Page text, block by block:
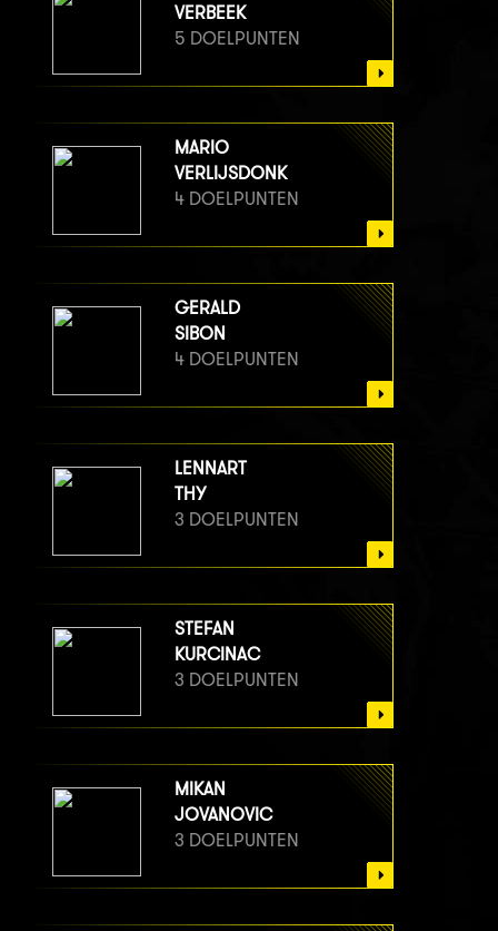
VERBEEK
5 DOELPUNTEN
MARIO
VERLIJSDONK
4 DOELPUNTEN
GERALD
SIBON
4 DOELPUNTEN
LENNART
THY
3 DOELPUNTEN
STEFAN
KURCINAC
3 DOELPUNTEN
MIKAN
JOVANOVIC
3 DOELPUNTEN